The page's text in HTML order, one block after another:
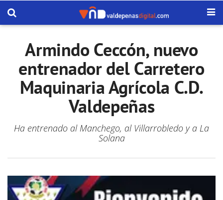
Armindo Ceccón, nuevo
entrenador del Carretero
Maquinaria Agrícola C.D.
Valdepeñas
Ha entrenado al Manchego, al Villarrobledo y a La
Solana